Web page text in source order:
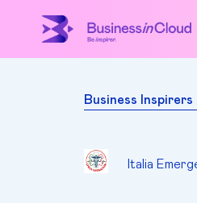
Business
Italia